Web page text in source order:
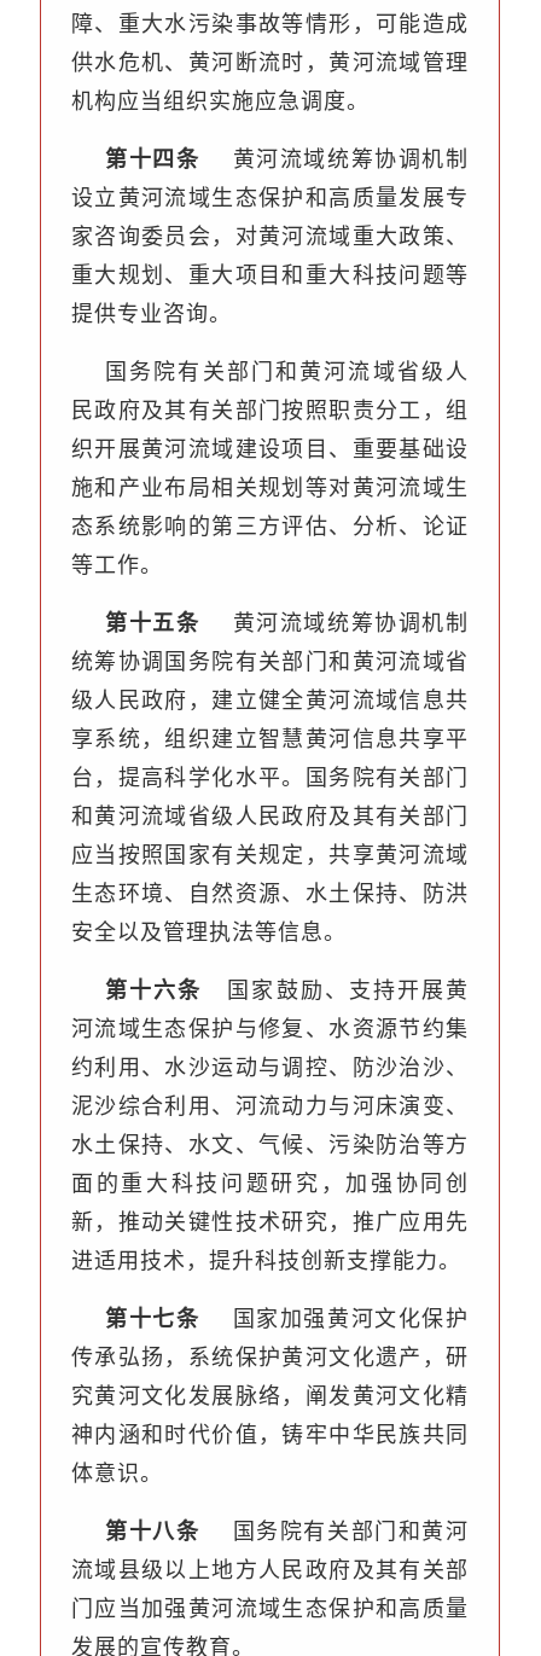
障、重大水污染事故等情形，可能造成
供水危机、黄河断流时，黄河流域管理
机构应当组织实施应急调度。
第十四条
黄河流域统筹协调机制
设立黄河流域生态保护和高质量发展专
家咨询委员会，对黄河流域重大政策、
重大规划、重大项目和重大科技问题等
提供专业咨询。
国务院有关部门和黄河流域省级人
民政府及其有关部门按照职责分工，组
织开展黄河流域建设项目、重要基础设
施和产业布局相关规划等对黄河流域生
态系统影响的第三方评估、分析、论证
等工作。
第十五条
黄河流域统筹协调机制
统筹协调国务院有关部门和黄河流域省
级人民政府，建立健全黄河流域信息共
享系统，组织建立智慧黄河信息共享平
台，提高科学化水平。国务院有关部门
和黄河流域省级人民政府及其有关部门
应当按照国家有关规定，共享黄河流域
生态环境、自然资源、水土保持、防洪
安全以及管理执法等信息。
第十六条
国家鼓励、支持开展黄
河流域生态保护与修复、水资源节约集
约利用、水沙运动与调控、防沙治沙、
泥沙综合利用、河流动力与河床演变、
水土保持、水文、气候、污染防治等方
面的重大科技问题研究，加强协同创
新，推动关键性技术研究，推广应用先
进适用技术，提升科技创新支撑能力。
第十七条
国家加强黄河文化保护
传承弘扬，系统保护黄河文化遗产，研
究黄河文化发展脉络，阐发黄河文化精
神内涵和时代价值，铸牢中华民族共同
体意识。
第十八条
国务院有关部门和黄河
流域县级以上地方人民政府及其有关部
门应当加强黄河流域生态保护和高质量
发展的宣传教育。